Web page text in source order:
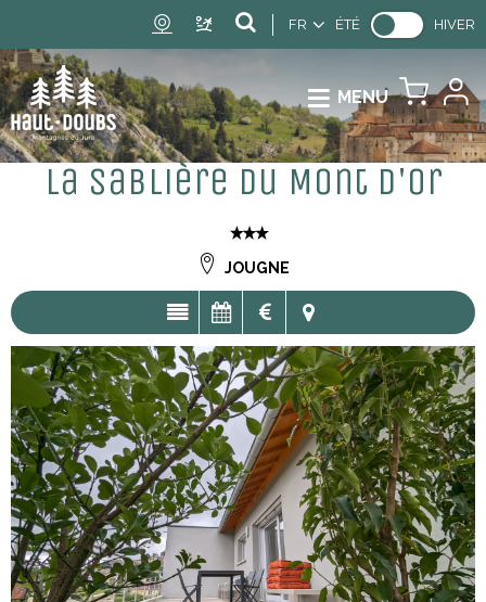
FR ÉTÉ HIVER
MENU
La Sablière du Mont d'Or
JOUGNE